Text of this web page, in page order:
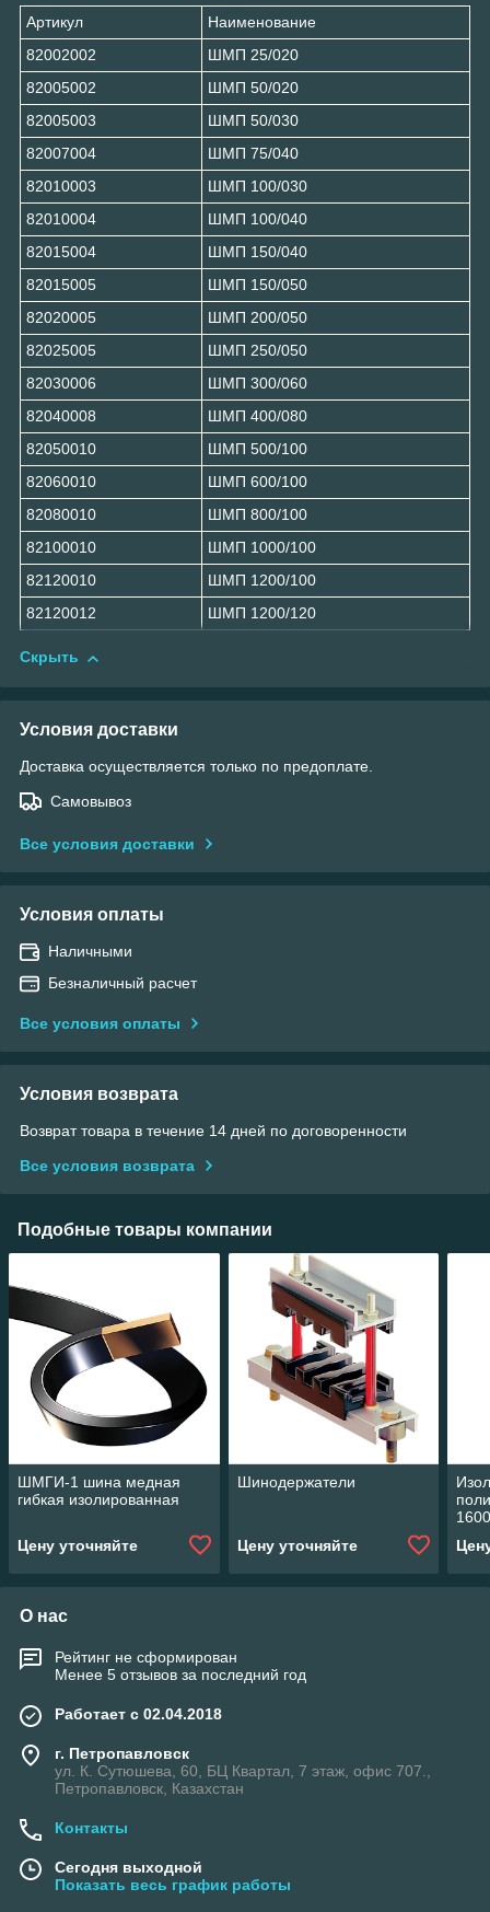
Артикул
Наименование
82002002
ШМП 25/020
82005002
ШМП 50/020
82005003
ШМП 50/030
82007004
ШМП 75/040
82010003
ШМП 100/030
82010004
ШМП 100/040
82015004
ШМП 150/040
82015005
ШМП 150/050
82020005
ШМП 200/050
82025005
ШМП 250/050
82030006
ШМП 300/060
82040008
ШМП 400/080
82050010
ШМП 500/100
82060010
ШМП 600/100
82080010
ШМП 800/100
82100010
ШМП 1000/100
82120010
ШМП 1200/100
82120012
ШМП 1200/120
Скрыть
Условия доставки
Доставка осуществляется только по предоплате.
Самовывоз
Все условия доставки
Условия оплаты
Наличными
Безналичный расчет
Все условия оплаты
Условия возврата
Возврат товара в течение 14 дней по договоренности
Все условия возврата
Подобные товары компании
ШМГИ-1 шина медная
гибкая изолированная
Цену уточняйте
Шинодержатели
Цену уточняйте
О нас
Рейтинг не сформирован
Менее 5 отзывов за последний год
Работает с 02.04.2018
г. Петропавловск
ул. К. Сутюшева, 60, БЦ Квартал, 7 этаж, офис 707.,
Петропавловск, Казахстан
Контакты
Сегодня выходной
Показать весь график работы